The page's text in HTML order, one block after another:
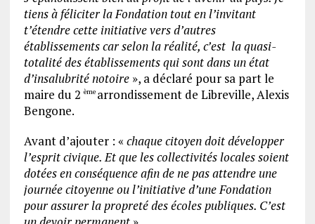
tiens à féliciter la Fondation tout en l’invitant
t’étendre cette initiative vers d’autres
établissements car selon la réalité, c’est la quasi-
totalité des établissements qui sont dans un état
d’insalubrité notoire», a déclaré pour sa part le
maire du 2 ème arrondissement de Libreville, Alexis
Bengone.
Avant d’ajouter : « chaque citoyen doit développer
l’esprit civique. Et que les collectivités locales soient
dotées en conséquence afin de ne pas attendre une
journée citoyenne ou l’initiative d’une Fondation
pour assurer la propreté des écoles publiques. C’est